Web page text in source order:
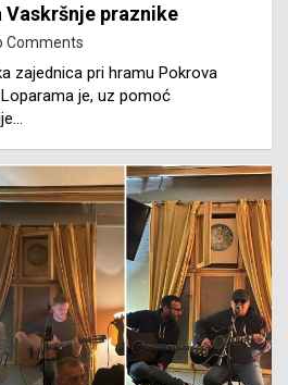
praznike
Comments
zajednica pri hramu Pokrova
je, uz pomoć